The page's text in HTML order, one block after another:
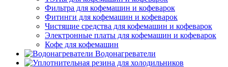
Фильтра для кофемашин и кофеварок
Фитинги для кофемашин и кофеварок
Чистящие средства для кофемашин и кофеварок
Электронные платы для кофемашин и кофеварок
Кофе для кофемашин
Водонагреватели